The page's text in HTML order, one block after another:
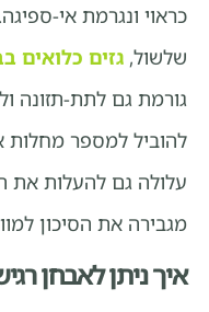
כראוי ונגרמת אי-
שלשול,גזים כלואים
גורמת גם לתת-תזונה
להוביל למספר מחלות
עלולה גם להעלות את
מגבירה את הסיכון
איך ניתן לאבחן